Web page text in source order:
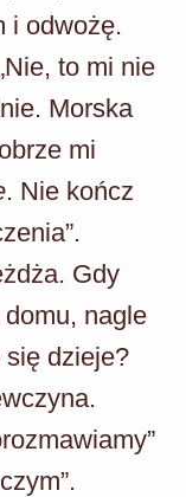
i odwożę.
to mi nie
Morska
mi
. Nie kończ
Gdy
nagle
się dzieje?